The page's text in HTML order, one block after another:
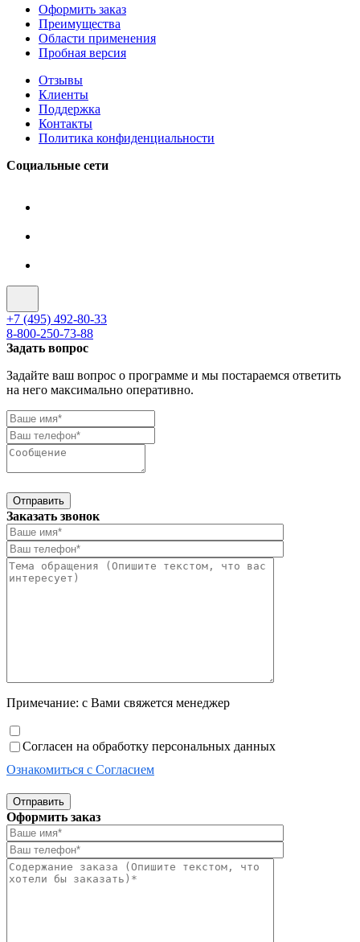
Оформить заказ
Преимущества
Области применения
Пробная версия
Отзывы
Клиенты
Поддержка
Контакты
Политика конфиденциальности
Социальные сети
+7 (495) 492-80-33
8-800-250-73-88
Задать вопрос
Задайте ваш вопрос о программе и мы постараемся ответить
на него максимально оперативно.
Отправить
Заказать звонок
Примечание: с Вами свяжется менеджер
Согласен на обработку персональных данных
Ознакомиться с Согласием
Отправить
Оформить заказ